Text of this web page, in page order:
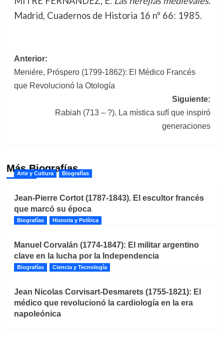
Madrid, Cuadernos de Historia 16 nº 66: 1985.
Navegación
de
entradas
Anterior:
Meniére, Próspero (1799-1862): El Médico Francés
que Revolucionó la Otología
Siguiente:
Rabiah (713 – ?). La mística sufí que inspiró
generaciones
Más Biografías
Arte y Cultura Biografías
Jean-Pierre Cortot (1787-1843). El escultor francés
que marcó su época
Biografías Historia y Política
Manuel Corvalán (1774-1847): El militar argentino
clave en la lucha por la Independencia
Biografías Ciencia y Tecnología
Jean Nicolas Corvisart-Desmarets (1755-1821): El
médico que revolucionó la cardiología en la era
napoleónica